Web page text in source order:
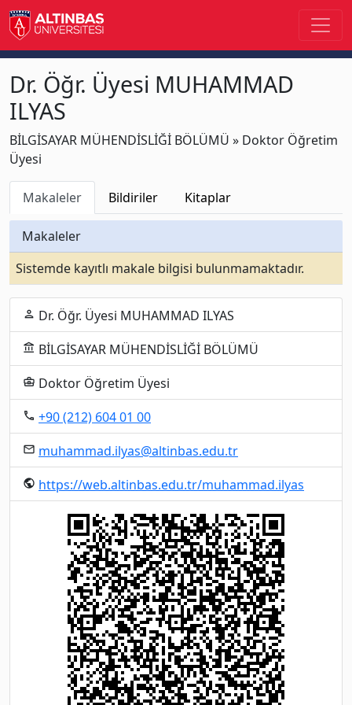
Dr. Öğr. Üyesi MUHAMMAD
ILYAS
BİLGİSAYAR MÜHENDİSLİĞİ BÖLÜMÜ » Doktor Öğretim
Üyesi
Makaleler Bildiriler Kitaplar
Makaleler
Sistemde kayıtlı makale bilgisi bulunmamaktadır.
person Dr. Öğr. Üyesi MUHAMMAD ILYAS
account_balance BİLGİSAYAR MÜHENDİSLİĞİ BÖLÜMÜ
business_center Doktor Öğretim Üyesi
local_phone +90 (212) 604 01 00
email muhammad.ilyas@altinbas.edu.tr
public https://web.altinbas.edu.tr/muhammad.ilyas